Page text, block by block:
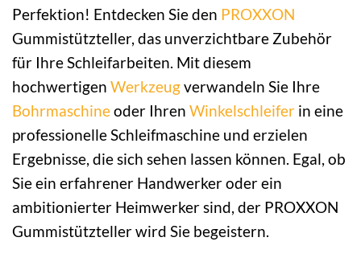
Perfektion! Entdecken Sie den PROXXON
Gummistützteller, das unverzichtbare Zubehör
für Ihre Schleifarbeiten. Mit diesem
hochwertigen Werkzeugverwandeln Sie Ihre
Bohrmaschineoder Ihren Winkelschleifer in eine
professionelle Schleifmaschine und erzielen
Ergebnisse, die sich sehen lassen können. Egal, ob
Sie ein erfahrener Handwerker oder ein
ambitionierter Heimwerker sind, der PROXXON
Gummistützteller wird Sie begeistern.